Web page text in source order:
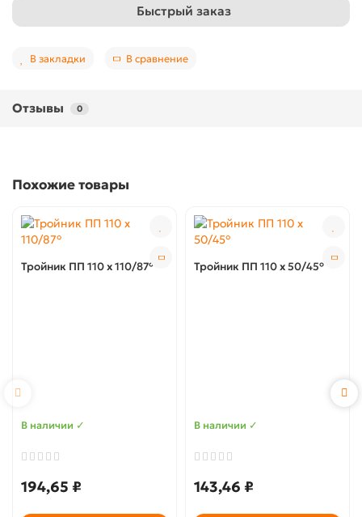
Быстрый заказ
В закладки В сравнение
Отзывы 0
Похожие товары
Тройник ПП 110 x 110/87°
В наличии ✓
194,65 ₽
Тройник ПП 110 x 50/45°
В наличии ✓
143,46 ₽